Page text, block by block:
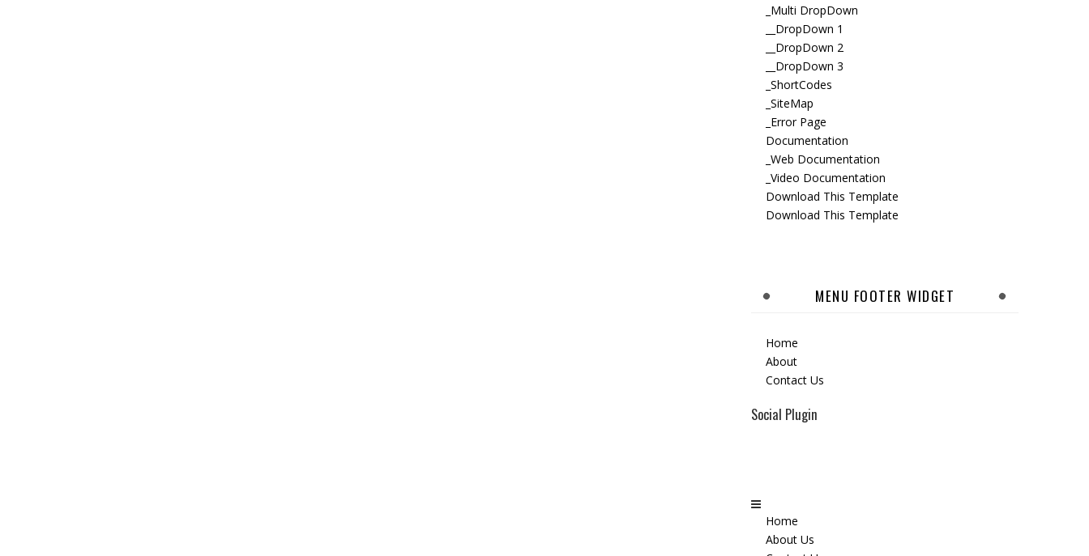
_Multi DropDown
__DropDown 1
__DropDown 2
__DropDown 3
_ShortCodes
_SiteMap
_Error Page
Documentation
_Web Documentation
_Video Documentation
Download This Template
Download This Template
MENU FOOTER WIDGET
Home
About
Contact Us
Social Plugin
Home
About Us